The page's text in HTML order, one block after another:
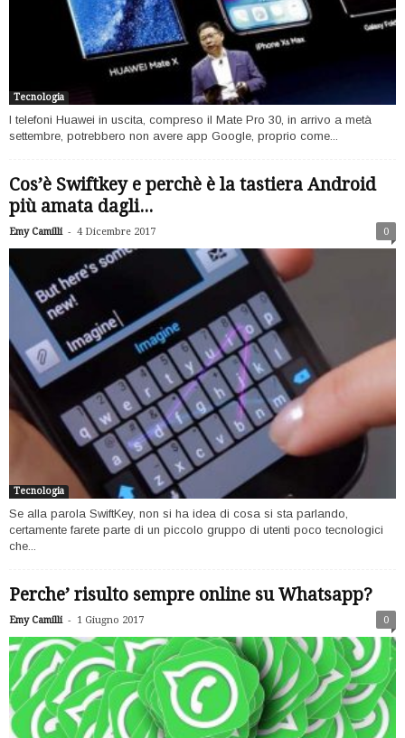
Tecnologia
I telefoni Huawei in uscita, compreso il Mate Pro 30, in arrivo a metà
settembre, potrebbero non avere app Google, proprio come...
Cos’è Swiftkey e perchè è la tastiera Android
più amata dagli...
Emy Camilli - 4 Dicembre 2017 0
Tecnologia
Se alla parola SwiftKey, non si ha idea di cosa si sta parlando,
certamente farete parte di un piccolo gruppo di utenti poco tecnologici
che...
Perche’ risulto sempre online su Whatsapp?
Emy Camilli - 1 Giugno 2017 0